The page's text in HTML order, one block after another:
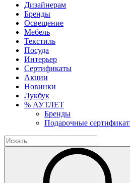
Дизайнерам
Бренды
Освещение
Мебель
Текстиль
Посуда
Интерьер
Сертификаты
Акции
Новинки
Лукбук
% АУТЛЕТ
Бренды
Подарочные